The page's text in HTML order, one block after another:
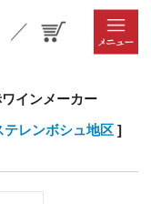
インメーカー
テレンボシュ地区 ]